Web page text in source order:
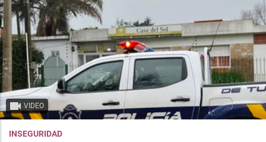
VIDEO
INSEGURIDAD